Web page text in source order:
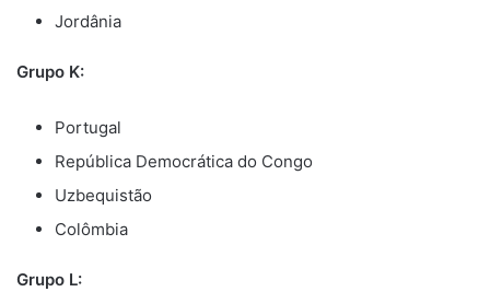
Jordânia
Grupo K:
Portugal
República Democrática do Congo
Uzbequistão
Colômbia
Grupo L: